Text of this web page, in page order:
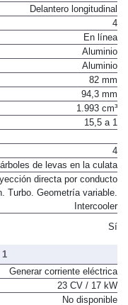
1.800 - 2.800 rpm
Delantero longitudinal
4
En línea
Aluminio
Aluminio
82 mm
94,3 mm
1.993 cm³
4
árboles de levas en la culata
directa por conducto
Turbo. Geometría variable.
Generar corriente eléctrica
23 CV / 17 kW